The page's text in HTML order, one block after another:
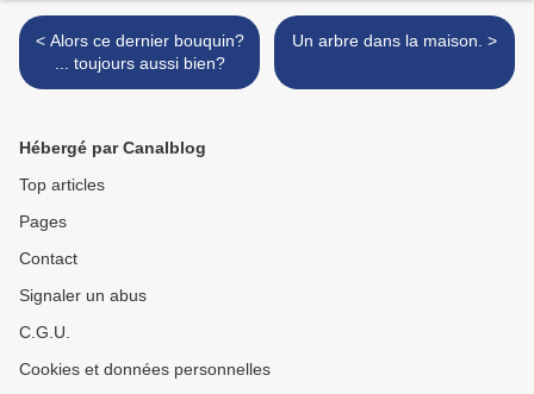
< Alors ce dernier bouquin?
... toujours aussi bien?
Un arbre dans la maison. >
Hébergé par Canalblog
Top articles
Pages
Contact
Signaler un abus
C.G.U.
Cookies et données personnelles